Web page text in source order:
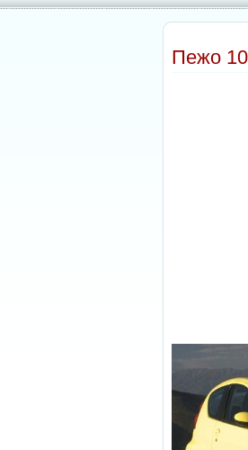
Пежо